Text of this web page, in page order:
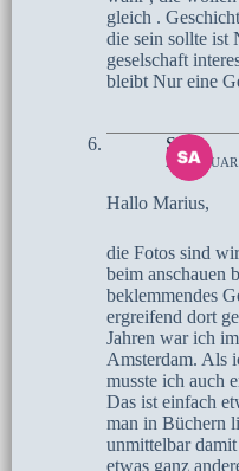
gleich .
die sein sollte ist
geselschaft
bleibt Nur eine
Sarah
29.
Hallo Marius,
die Fotos sind
beim anschauen
beklemmendes
ergreifend dort
Jahren war ich
Amsterdam. Als
musste ich auch
Das ist einfach
man in Büchern
unmittelbar
etwas ganz